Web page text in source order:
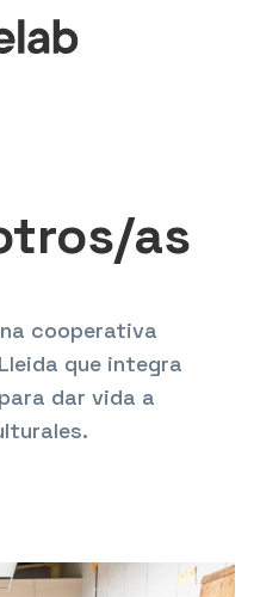
as
cooperativa
que integra
dar vida a